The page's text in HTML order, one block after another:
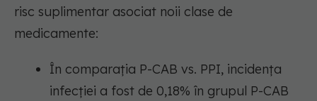
risc suplimentar asociat noii clase de
medicamente:
În comparația P-CAB vs. PPI, incidența
infecției a fost de 0,18% în grupul P-CAB